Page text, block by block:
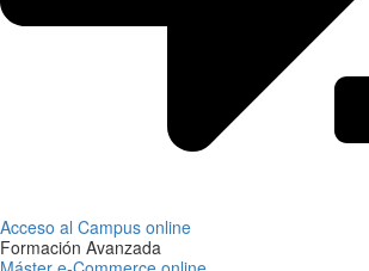
Acceso al Campus online
Formación Avanzada